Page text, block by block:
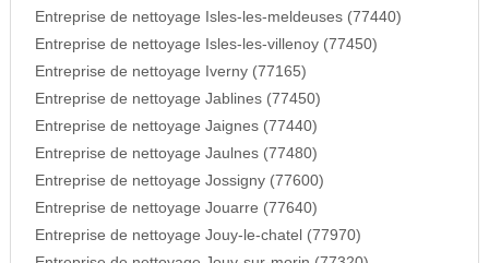
Entreprise de nettoyage Isles-les-meldeuses (77440)
Entreprise de nettoyage Isles-les-villenoy (77450)
Entreprise de nettoyage Iverny (77165)
Entreprise de nettoyage Jablines (77450)
Entreprise de nettoyage Jaignes (77440)
Entreprise de nettoyage Jaulnes (77480)
Entreprise de nettoyage Jossigny (77600)
Entreprise de nettoyage Jouarre (77640)
Entreprise de nettoyage Jouy-le-chatel (77970)